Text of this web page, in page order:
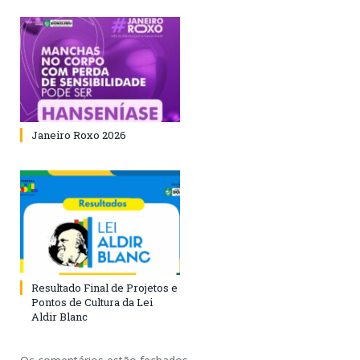
Janeiro Roxo 2026
Resultado Final de Projetos e
Pontos de Cultura da Lei
Aldir Blanc